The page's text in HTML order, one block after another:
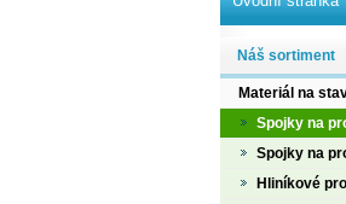
Náš sortiment
Materiál na
Spojky na
Spojky na
Hliníkové